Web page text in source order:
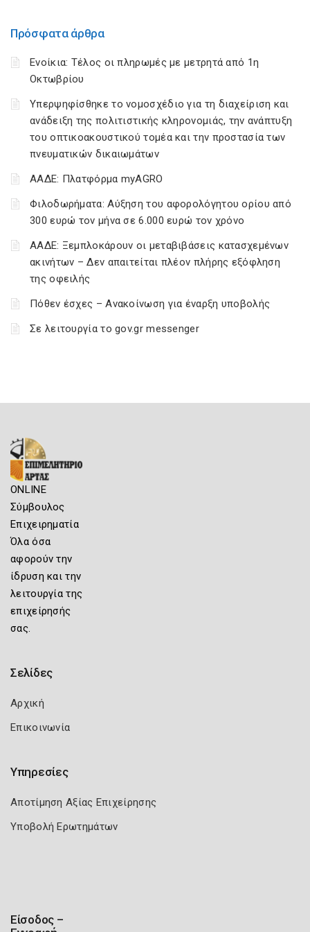
Πρόσφατα άρθρα
Ενοίκια: Τέλος οι πληρωμές με μετρητά από 1η
Οκτωβρίου
Υπερψηφίσθηκε το νομοσχέδιο για τη διαχείριση και
ανάδειξη της πολιτιστικής κληρονομιάς, την ανάπτυξη
του οπτικοακουστικού τομέα και την προστασία των
πνευματικών δικαιωμάτων
ΑΑΔΕ: Πλατφόρμα myAGRO
Φιλοδωρήματα: Αύξηση του αφορολόγητου ορίου από
300 ευρώ τον μήνα σε 6.000 ευρώ τον χρόνο
ΑΑΔΕ: Ξεμπλοκάρουν οι μεταβιβάσεις κατασχεμένων
ακινήτων – Δεν απαιτείται πλέον πλήρης εξόφληση
της οφειλής
Πόθεν έσχες – Ανακοίνωση για έναρξη υποβολής
Σε λειτουργία το gov.gr messenger
ONLINE
Σύμβουλος
Επιχειρηματία
Όλα όσα
αφορούν την
ίδρυση και την
λειτουργία της
επιχείρησής
σας.
Σελίδες
Αρχική
Επικοινωνία
Υπηρεσίες
Αποτίμηση Αξίας Επιχείρησης
Υποβολή Ερωτημάτων
Είσοδος –